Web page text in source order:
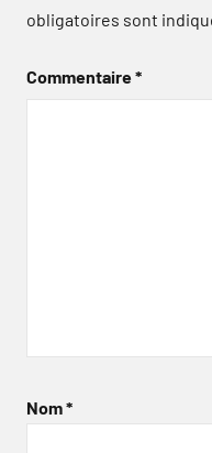
obligatoires sont
Commentaire*
Nom*